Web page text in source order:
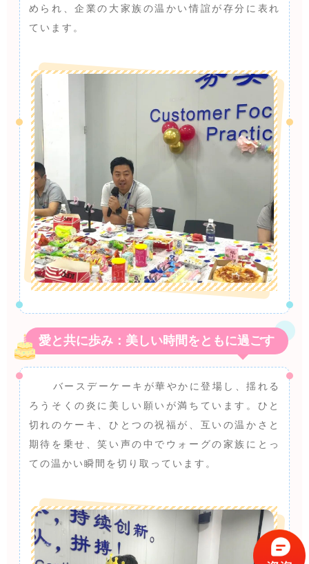
められ、企業の大家族の温かい情誼が存分に表れ
ています。
愛と共に歩み：美しい時間をともに過ごす
バースデーケーキが華やかに登場し、揺れる
ろうそくの炎に美しい願いが満ちています。ひと
切れのケーキ、ひとつの祝福が、互いの温かさと
期待を乗せ、笑い声の中でウォーグの家族にとっ
ての温かい瞬間を切り取っています。